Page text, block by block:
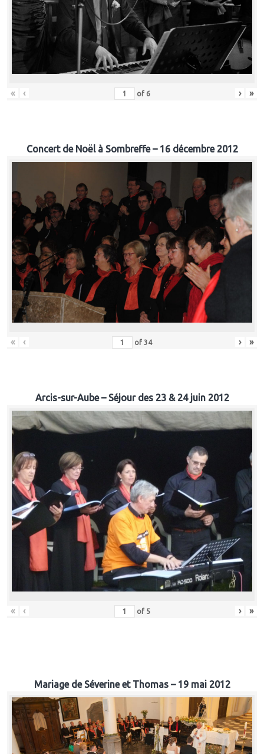
« ‹ of 6 › »
Concert de Noël à Sombreffe – 16 décembre 2012
« ‹ of 34 › »
Arcis-sur-Aube – Séjour des 23 & 24 juin 2012
« ‹ of 5 › »
Mariage de Séverine et Thomas – 19 mai 2012